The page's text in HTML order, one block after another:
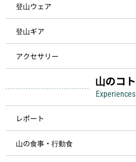
登山ウェア
登山ギア
アクセサリー
山のコト
Experiences
レポート
山の食事・行動食